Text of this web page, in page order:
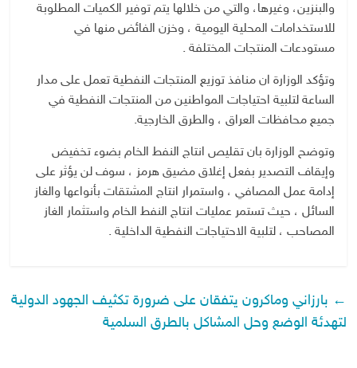
والبنزين، وغيرها، والتي من خلالها يتم توفير الكميات المطلوبة
للاستخدامات المحلية اليومية ، وخزن الفائض منها في
مستودعات المنتجات المختلفة .
وتؤكد الوزارة ان منافذ توزيع المنتجات النفطية تعمل على مدار
الساعة لتلبية احتياجات المواطنين من المنتجات النفطية في
جميع محافظات العراق ، والطرق الخارجية.
وتوضح الوزارة بان تقليص انتاج النفط الخام بضوء تخفيض
وإيقاف التصدير بفعل إغلاق مضيق هرمز ، سوف لن يؤثر على
إدامة عمل المصافي ، واستمرار انتاج المشتقات بأنواعها والغاز
السائل ، حيث تستمر عمليات انتاج النفط الخام واستثمار الغاز
المصاحب ، لتلبية الاحتياجات النفطية الداخلية .
← بارزاني وماكرون يتفقان على ضرورة تكثيف الجهود الدولية
لتهدئة الوضع وحل المشاكل بالطرق السلمية